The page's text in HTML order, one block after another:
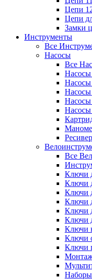
Цепи
Цепи
Замки
Инструменты
Все
Насосы
Все
Насосы
Насосы
Насосы
Все
Ключи
Ключи
Ключи
Ключи
Ключи
Ключи
Ключи
Ключи
Ключи
Наборы